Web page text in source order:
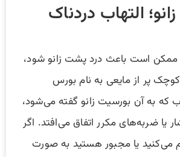
التهاب دردناک
ممکن است باعث درد پشت زانو شود،
پر از مایعی به نام بورس
که به آن بورسیت زانو گفته می‌شود،
یا ضربه‌های مکرر اتفاق می‌افتد. اگر
می‌کنید یا مجبور هستید به صورت